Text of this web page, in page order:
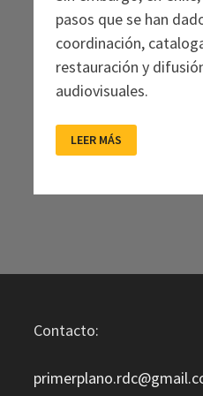
pasos que se han
coordinación,
restauración y
audiovisuales.
HISTORIA
QUE
SE
QUE
LEER MÁS
Contacto: